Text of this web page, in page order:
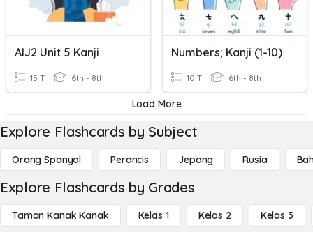
AIJ2 Unit 5 Kanji
15 T 6th - 8th
Numbers; Kanji (1-10)
10 T 6th - 8th
Load More
Explore Flashcards by Subject
Orang Spanyol Perancis Jepang Rusia
Explore Flashcards by Grades
Taman Kanak Kanak Kelas 1 Kelas 2 Kelas 3